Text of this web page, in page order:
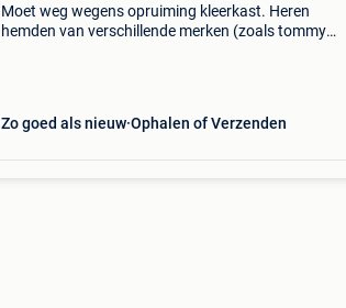
Moet weg wegens opruiming kleerkast. Heren
hemden van verschillende merken (zoals tommy
Zo goed als nieuw Ophalen of Verzenden